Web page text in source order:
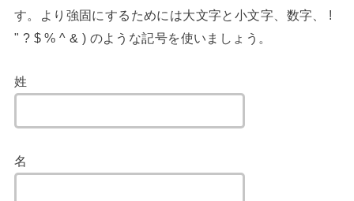
す。より強固にするためには大文字と小文字、数字、 !
" ? $ % ^ & ) のような記号を使いましょう。
姓
名